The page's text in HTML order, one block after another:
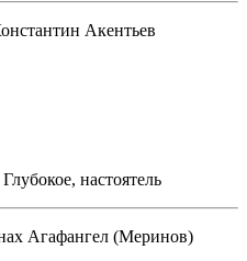
Акентьев
настоятель
Агафангел (Меринов)